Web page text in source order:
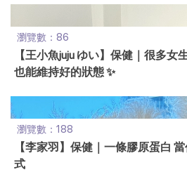
瀏覽數：86
【王小魚juju ゆい】保健｜很多女
也能維持好的狀態 ✨
瀏覽數：188
【李家羽】保健｜一條膠原蛋白
式